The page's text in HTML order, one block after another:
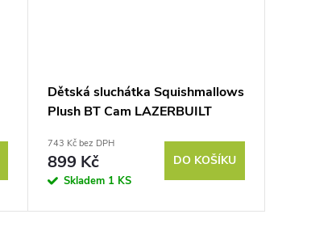
Dětská sluchátka Squishmallows
Plush BT Cam LAZERBUILT
743 Kč bez DPH
899 Kč
Skladem 1 KS
DO KOŠÍKU